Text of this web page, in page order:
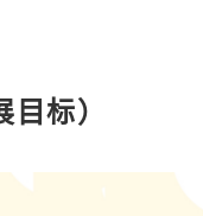
标）